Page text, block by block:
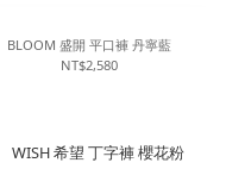
BLOOM 盛開 平口褲 丹寧藍
NT$2,580